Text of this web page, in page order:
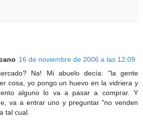
16 de noviembre de 2006 a las 12:09
Na! Mi abuelo decía: "la gente
cosa, yo pongo un huevo en la vidriera y
alguno lo va a pasar a comprar. Y
va a entrar uno y preguntar "no venden
tal cual.